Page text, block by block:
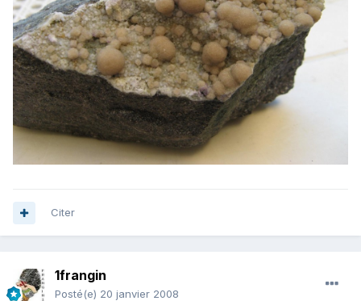
Citer
1frangin
Posté(e) 20 janvier 2008